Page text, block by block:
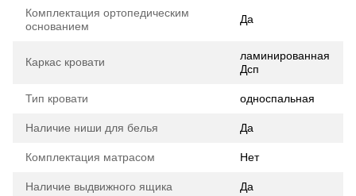
Комплектация ортопедическим
основанием
Да
Каркас кровати
ламинированная
Дсп
Тип кровати односпальная
Наличие ниши для белья Да
Комплектация матрасом Нет
Наличие выдвижного ящика Да